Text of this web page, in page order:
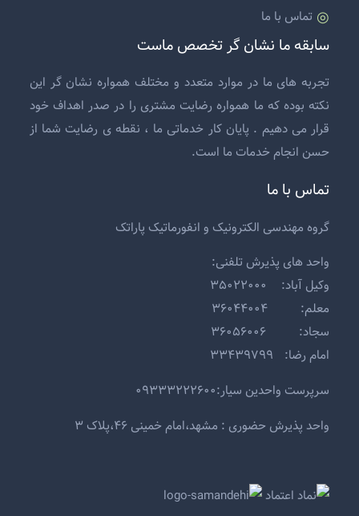
تماس با ما
سابقه ما نشان گر تخصص ماست
تجربه های ما در موارد متعدد و مختلف همواره نشان گر این
نکته بوده که ما همواره رضایت مشتری را در صدر اهداف خود
قرار می دهیم . پایان کار خدماتی ما ، نقطه ی رضایت شما از
حسن انجام خدمات ما است.
تماس با ما
گروه مهندسی الکترونیک و انفورماتیک پاراتک
واحد های پذیرش تلفنی:
وکیل آباد: ۳۵۰۲۲۰۰۰
معلم: ۳۶۰۴۴۰۰۴
سجاد: ۳۶۰۵۶۰۰۶
امام رضا: ۳۳۴۳۹۷۹۹
سرپرست واحدین سیار:۰۹۳۳۳۲۲۲۶۰۰
واحد پذیرش حضوری : مشهد،امام خمینی ۴۶،پلاک ۳